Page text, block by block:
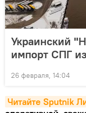
Украинский
импорт СПГ
26 февраля, 14:04
Читайте Sputnik